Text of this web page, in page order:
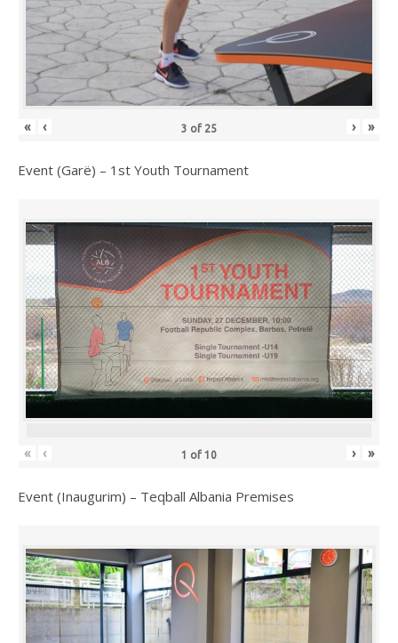
« ‹ 3 of 25 › »
Event (Garë) – 1st Youth Tournament
« ‹ 1 of 10 › »
Event (Inaugurim) – Teqball Albania Premises